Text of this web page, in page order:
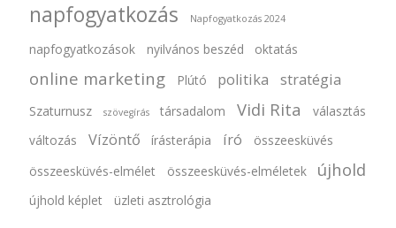
napfogyatkozás Napfogyatkozás 2024
napfogyatkozások nyilvános beszéd oktatás
online marketing Plútó politika stratégia
Szaturnusz szövegírás társadalom Vidi Rita
választás
változás
Vízöntő írásterápia író
összeesküvés
összeesküvés-elmélet
összeesküvés-elméletek újhold
újhold képlet üzleti asztrológia